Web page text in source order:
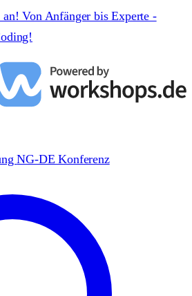
Von Anfänger bis Experte -
NG-DE Konferenz